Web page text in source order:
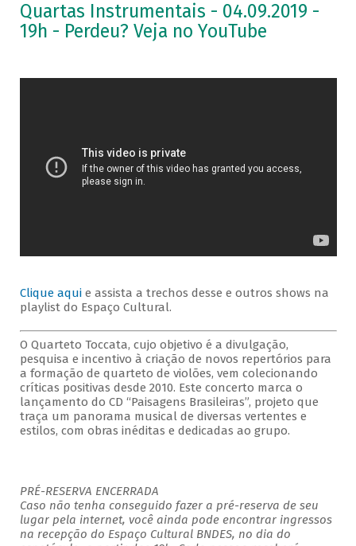
Quartas Instrumentais - 04.09.2019 -
19h - Perdeu? Veja no YouTube
Clique aquie assista a trechos desse e outros shows na
playlist do Espaço Cultural.
O Quarteto Toccata, cujo objetivo é a divulgação,
pesquisa e incentivo à criação de novos repertórios para
a formação de quarteto de violões, vem colecionando
críticas positivas desde 2010. Este concerto marca o
lançamento do CD “Paisagens Brasileiras”, projeto que
traça um panorama musical de diversas vertentes e
estilos, com obras inéditas e dedicadas ao grupo.
PRÉ-RESERVA ENCERRADA
Caso não tenha conseguido fazer a pré-reserva de seu
lugar pela internet, você ainda pode encontrar ingressos
na recepção do Espaço Cultural BNDES, no dia do